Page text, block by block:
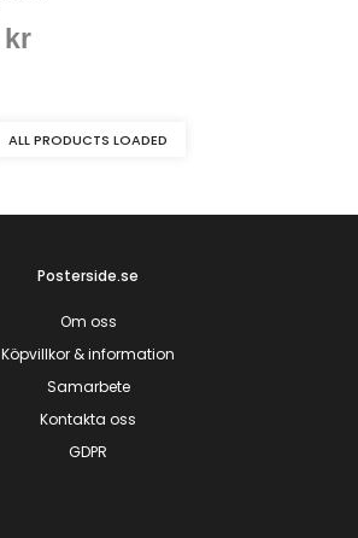
kr
ALL PRODUCTS LOADED
Posterside.se
Om oss
Köpvillkor & information
Samarbete
Kontakta oss
GDPR